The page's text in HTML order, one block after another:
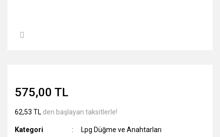
575,00 TL
62,53 TL den başlayan taksitlerle!
Kategori
Lpg Düğme ve Anahtarları